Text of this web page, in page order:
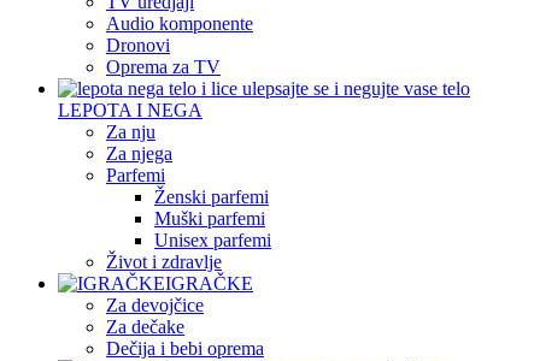
Audio komponente
Dronovi
Oprema za TV
LEPOTA I NEGA
Za nju
Za njega
Parfemi
Ženski parfemi
Muški parfemi
Unisex parfemi
Život i zdravlje
IGRAČKE
Za devojčice
Za dečake
Dečija i bebi oprema